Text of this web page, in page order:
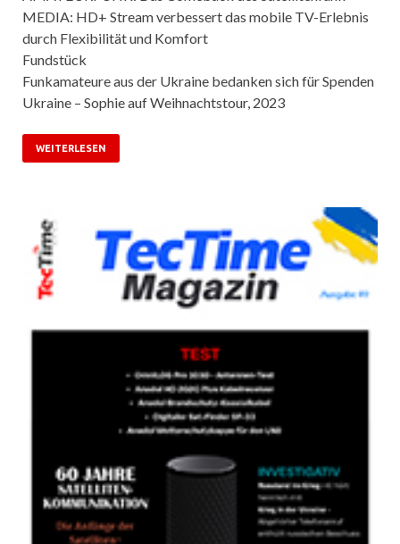
MEDIA: HD+ Stream verbessert das mobile TV-Erlebnis
durch Flexibilität und Komfort
Fundstück
Funkamateure aus der Ukraine bedanken sich für Spenden
Ukraine – Sophie auf Weihnachtstour, 2023
WEITERLESEN